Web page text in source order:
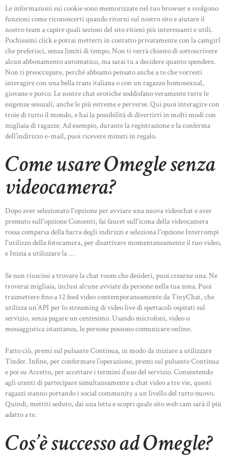
Le informazioni sui cookie sono memorizzate nel tuo browser e svolgono
funzioni come riconoscerti quando ritorni sul nostro sito e aiutare il
nostro team a capire quali sezioni del sito ritieni più interessanti e utili.
Pochissimi click e potrai metterti in contatto privatamente con la camgirl
che preferisci, senza limiti di tempo. Non ti verrà chiesto di sottoscrivere
alcun abbonamento automatico, ma sarai tu a decidere quanto spendere.
Non ti preoccupare, perché abbiamo pensato anche a te che vorresti
interagire con una bella trans italiana o con un ragazzo homosexual,
giovane e porco. Le nostre chat erotiche soddisfano veramente tutte le
esigenze sessuali, anche le più estreme e perverse. Qui puoi interagire con
troie di tutto il mondo, e hai la possibilità di divertirti in molti modi con
migliaia di ragazze. Ad esempio, durante la registrazione e la conferma
dell’indirizzo e-mail, puoi ricevere minuti in regalo.
Come usare Omegle senza
videocamera?
Dopo aver selezionato l'opzione per avviare una nuova videochat e aver
premuto sull'opzione Consenti, fai faucet sull'icona della videocamera
rossa comparsa della barra degli indirizzi e seleziona l'opzione Interrompi
l'utilizzo della fotocamera, per disattivare momentaneamente il tuo video,
e Inizia a utilizzare la …
Se non riuscissi a trovare la chat room che desideri, puoi crearne una. Ne
troverai migliaia, inclusi alcune avviate da persone nella tua zona. Puoi
trasmettere fino a 12 feed video contemporaneamente da TinyChat, che
utilizza un’API per lo streaming di video live di spettacoli ospitati sul
servizio, senza pagare un centesimo. Usando microfoni, video o
messaggistica istantanea, le persone possono comunicare online.
Fatto ciò, premi sul pulsante Continua, in modo da iniziare a utilizzare
Tinder. Infine, per confermare l’operazione, premi sul pulsante Continua
e poi su Accetto, per accettare i termini d’uso del servizio. Consentendo
agli utenti di partecipare simultaneamente a chat video a tre vie, questi
ragazzi stanno portando i social community a un livello del tutto nuovo.
Quindi, mettiti seduto, dai una letta e scopri quale sito web cam sarà il più
adatto a te.
Cos’è successo ad Omegle?